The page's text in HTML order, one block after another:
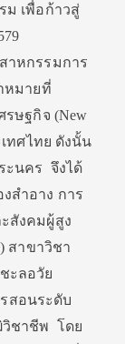
ม เพื่อก้าวสู่
าหกรรมการ
หมายที่
รษฐกิจ (New
ทศไทย ดังนั้น
ะนคร จึงได้
สำอาง การ
สังคมผู้สูง
สาขาวิชา
ะลอวัย
สอนระดับ
ชาชีพ โดย